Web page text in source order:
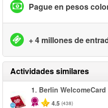
Pague en pesos
+ 4 millones de
Actividades similares
1. Berlin WelcomeCard
4.5 (438)